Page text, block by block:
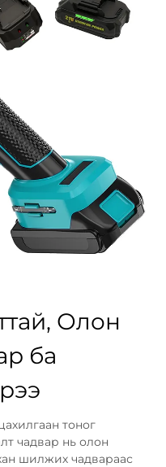
Олон
ба
тоног
чадвар нь олон
шилжих чадвараас